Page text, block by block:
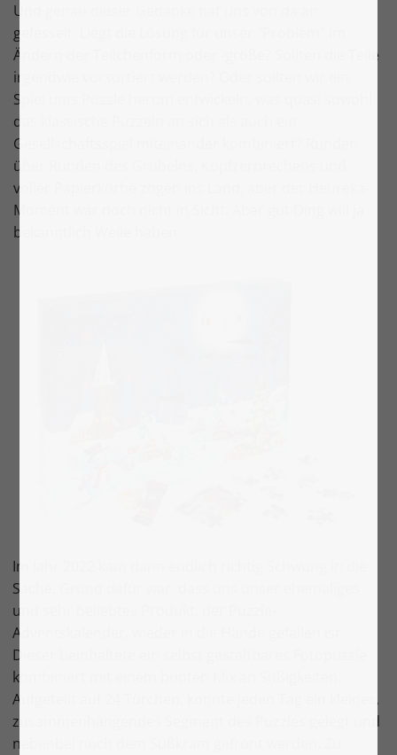
Und genau dieser Gedanke hat uns von da an
gefesselt. Liegt die Lösung für unser "Problem" im
Ändern der Teilchenform oder -größe? Sollten die Teile
irgendwie vorsortiert werden? Oder sollten wir ein
Spiel ums Puzzle herum entwickeln, was quasi sowohl
das klassische Puzzeln an sich als auch ein
Gesellschaftsspiel miteinander kombiniert? Runden
über Runden des Grübelns, Kopfzerbrechens und
voller Papierkörbe zogen ins Land, aber der Heureka-
Moment war noch nicht in Sicht. Aber gut Ding will ja
bekanntlich Weile haben.
Im Jahr 2022 kam dann endlich richtig Schwung in die
Sache. Grund dafür war, dass uns unser ehemaliges
und sehr beliebtes Produkt, der Puzzle-
Adventskalender, wieder in die Hände gefallen ist.
Dieser beinhaltete ein selbst gestaltbares Fotopuzzle
kombiniert mit einem bunten Mix an Süßigkeiten.
Aufgeteilt auf 24 Türchen, konnte jeden Tag ein kleines,
zusammenhängendes Segment des Puzzles gelegt und
nebenbei noch dem Süßkram gefrönt werden. Zu